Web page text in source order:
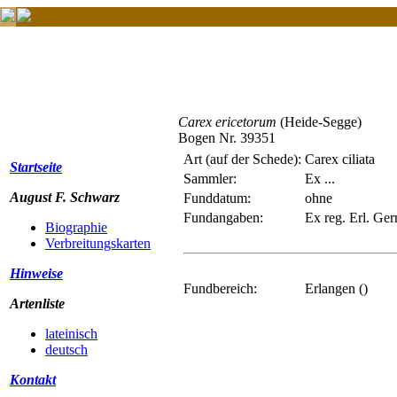
Startseite
August F. Schwarz
Biographie
Verbreitungskarten
Hinweise
Artenliste
lateinisch
deutsch
Kontakt
Carex ericetorum (Heide-Segge)
Bogen Nr. 39351
Art (auf der Schede): Carex ciliata
Sammler:
Ex ...
Funddatum:
ohne
Fundangaben:
Ex reg. Erl.
Fundbereich: Erlangen ()